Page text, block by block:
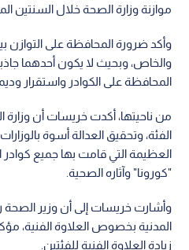
موازنة وزارة الصحة خلال السنتين
وأكد ضرورة المحافظة على التوازن
والخاص، وبحيث لا يكون أحدهما
المحافظة على الكوادر واستقرار
من ناحيتها، أكدت خريسات أن
الفئة، وتحقيق العدالة أسوة
العظيمة التي قامت بها جميع كوادر
"كورونا" وآثاره الصحية.
وأشارت خريسات إلى أن وزير الصحة
المدنية بخصوص العلاوة الفنية،
زيادة العلاوة الفنية للفئتين.